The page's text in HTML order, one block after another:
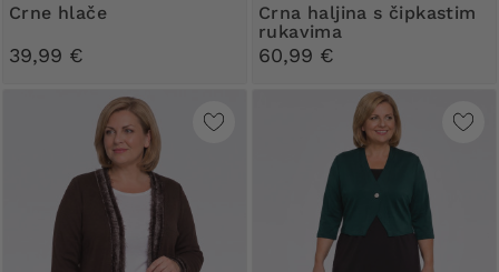
Crne hlače
39,99 €
Crna haljina s čipkastim
rukavima
60,99 €